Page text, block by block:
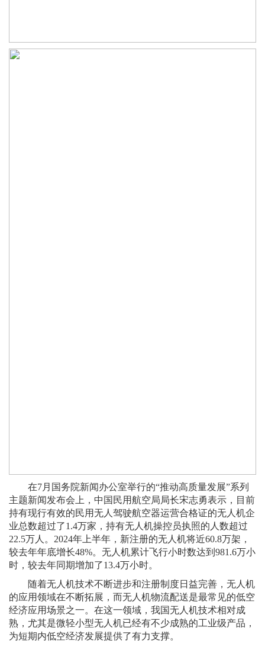
在7月国务院新闻办公室举行的“推动高质量发展”系列
主题新闻发布会上，中国民用航空局局长宋志勇表示，目前
持有现行有效的民用无人驾驶航空器运营合格证的无人机企
业总数超过了1.4万家，持有无人机操控员执照的人数超过
22.5万人。2024年上半年，新注册的无人机将近60.8万架，
较去年年底增长48%。无人机累计飞行小时数达到981.6万小
时，较去年同期增加了13.4万小时。
随着无人机技术不断进步和注册制度日益完善，无人机
的应用领域在不断拓展，而无人机物流配送是最常见的低空
经济应用场景之一。在这一领域，我国无人机技术相对成
熟，尤其是微轻小型无人机已经有不少成熟的工业级产品，
为短期内低空经济发展提供了有力支撑。